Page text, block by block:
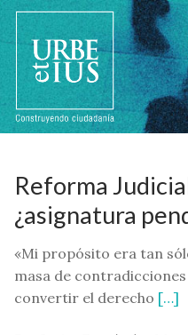
Ir
contenido
Reforma
¿asignatura
«Mi propósito era tan
masa de
convertir el derecho […]